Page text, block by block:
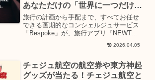
あなただけの「世界に一つだけ」
の女子旅を叶えよう！
旅行の計画から手配まで、すべてお任せ
できる画期的なコンシェルジュサービス
「Bespoke」が、旅行アプリ『NEWT』
から登場。忙しい日々を送るあなたも、
専属コンシェルジュのサポートで、世界
現できます。女子旅にもぴったりの、夢
のような旅の扉を開きましょう。
2026.04.05
チェジュ航空の航空券や東方神起
グッズが当たる！チェジュ航空と